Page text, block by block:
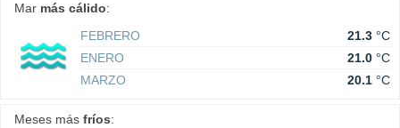
Mar más cálido:
FEBRERO
21.3 °C
ENERO
21.0 °C
MARZO
20.1 °C
Meses más fríos: